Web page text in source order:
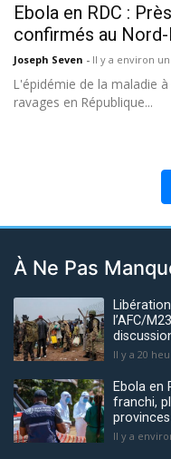
Ebola en RDC :
confirmés au
Joseph Seven - Il y a environ
L'épidémie de la maladie
ravages en République...
À Ne Pas
l’AFC/
Il y a 20
Ebola en
franchi,
provinces
Il y a